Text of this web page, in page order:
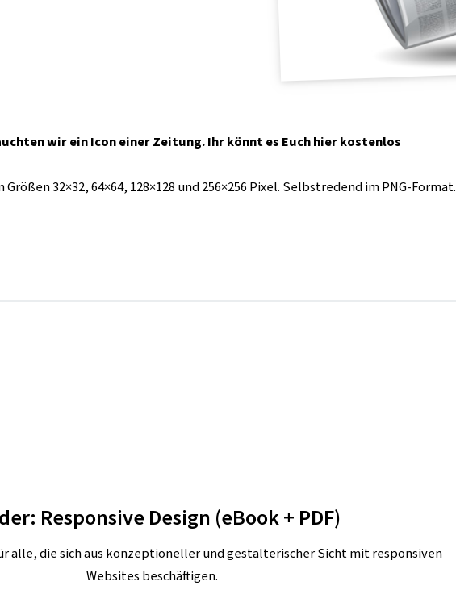
wir ein Icon einer Zeitung. Ihr könnt es Euch hier kostenlos
32×32, 64×64, 128×128 und 256×256 Pixel. Selbstredend im PNG-Format.
Responsive Design (eBook + PDF)
alle, die sich aus konzeptioneller und gestalterischer Sicht mit responsiven
Websites beschäftigen.